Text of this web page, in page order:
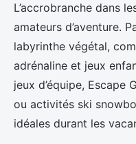
L’accrobranche dans
amateurs d’aventure.
labyrinthe végétal,
adrénaline et jeux
jeux d’équipe, Escape
ou activités ski
idéales durant les